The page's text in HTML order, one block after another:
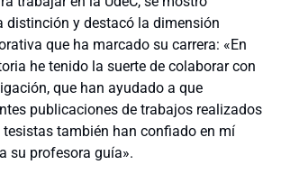
distinción y destacó la dimensión
que ha marcado su carrera: «En
he tenido la suerte de colaborar con
que han ayudado a que
publicaciones de trabajos realizados
también han confiado en mí
su profesora guía».